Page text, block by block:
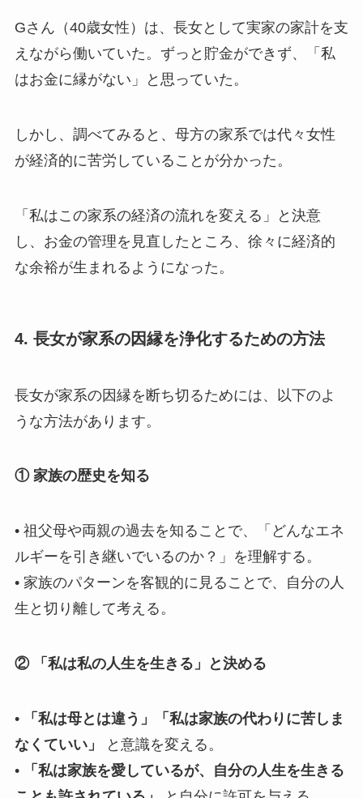
Gさん（40歳女性）は、長女として実家の家計を支
えながら働いていた。ずっと貯金ができず、「私
はお金に縁がない」と思っていた。
しかし、調べてみると、母方の家系では代々女性
が経済的に苦労していることが分かった。
「私はこの家系の経済の流れを変える」と決意
し、お金の管理を見直したところ、徐々に経済的
な余裕が生まれるようになった。
4. 長女が家系の因縁を浄化するための方法
長女が家系の因縁を断ち切るためには、以下のよ
うな方法があります。
① 家族の歴史を知る
• 祖父母や両親の過去を知ることで、「どんなエネ
ルギーを引き継いでいるのか？」を理解する。
• 家族のパターンを客観的に見ることで、自分の人
生と切り離して考える。
② 「私は私の人生を生きる」と決める
•
「私は母とは違う」「私は家族の代わりに苦しま
なくていい」
と意識を変える。
•
「私は家族を愛しているが、自分の人生を生きる